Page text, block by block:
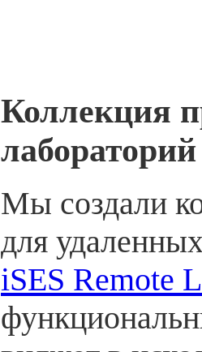
Коллекция
лабораторий
Мы создали
для
iSES Remote